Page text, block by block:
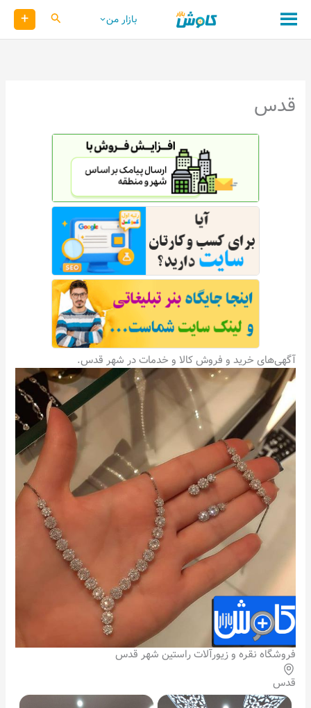
محتوا
بازار من کاوش +
قدس
آگهی‌های خرید و فروش کالا و خدمات در شهر قدس.
فروشگاه نقره و زیورآلات راستین شهر قدس
قدس